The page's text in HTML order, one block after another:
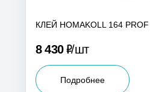
КЛЕЙ HOMAKOLL 164
8 430Р шт
Подробнее